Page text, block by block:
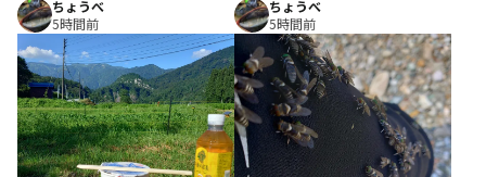
ちょうべ
5時間前
ちょうべ
5時間前